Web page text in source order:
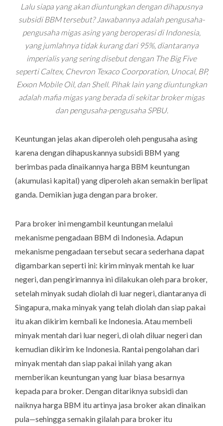
Lalu siapa yang akan diuntungkan dengan dihapusnya
subsidi BBM tersebut? Jawabannya adalah pengusaha-
pengusaha migas asing yang beroperasi di Indonesia,
yang jumlahnya tidak kurang dari 95%, diantaranya
imperialis yang sering disebut dengan The Big Five
seperti Caltex, Chevron Texaco Coorporation, Unocal, BP,
Exxon Mobile Oil, dan Shell. Pihak lain yang diuntungkan
adalah mafia migas yang berada di sekitar broker migas
dan pengusaha-pengusaha SPBU.
Keuntungan jelas akan diperoleh oleh pengusaha asing
karena dengan dihapuskannya subsidi BBM yang
berimbas pada dinaikannya harga BBM keuntungan
(akumulasi kapital) yang diperoleh akan semakin berlipat
ganda. Demikian juga dengan para broker.
Para broker ini mengambil keuntungan melalui
mekanisme pengadaan BBM di Indonesia. Adapun
mekanisme pengadaan tersebut secara sederhana dapat
digambarkan seperti ini: kirim minyak mentah ke luar
negeri, dan pengirimannya ini dilakukan oleh para broker,
setelah minyak sudah diolah di luar negeri, diantaranya di
Singapura, maka minyak yang telah diolah dan siap pakai
itu akan dikirim kembali ke Indonesia. Atau membeli
minyak mentah dari luar negeri, di olah diluar negeri dan
kemudian dikirim ke Indonesia. Rantai pengolahan dari
minyak mentah dan siap pakai inilah yang akan
memberikan keuntungan yang luar biasa besarnya
kepada para broker. Dengan ditariknya subsidi dan
naiknya harga BBM itu artinya jasa broker akan dinaikan
pula—sehingga semakin gilalah para broker itu